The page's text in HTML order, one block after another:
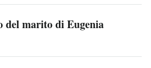
del marito di Eugenia